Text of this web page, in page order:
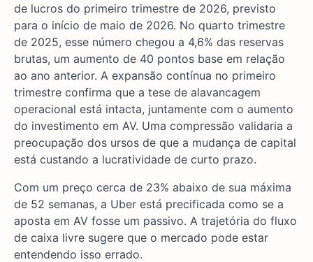
de lucros do primeiro trimestre de 2026, previsto
para o início de maio de 2026. No quarto trimestre
de 2025, esse número chegou a 4,6% das reservas
brutas, um aumento de 40 pontos base em relação
ao ano anterior. A expansão contínua no primeiro
trimestre confirma que a tese de alavancagem
operacional está intacta, juntamente com o aumento
do investimento em AV. Uma compressão validaria a
preocupação dos ursos de que a mudança de capital
está custando a lucratividade de curto prazo.
Com um preço cerca de 23% abaixo de sua máxima
de 52 semanas, a Uber está precificada como se a
aposta em AV fosse um passivo. A trajetória do fluxo
de caixa livre sugere que o mercado pode estar
entendendo isso errado.